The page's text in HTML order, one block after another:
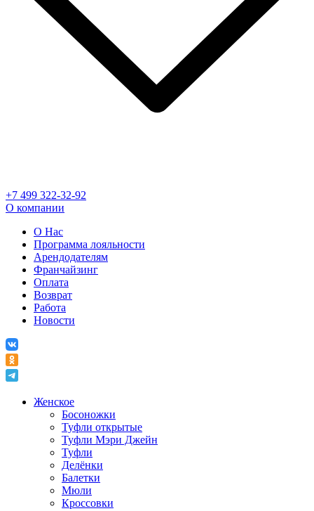
+7 499 322-32-92
О компании
О Нас
Программа лояльности
Арендодателям
Франчайзинг
Оплата
Возврат
Работа
Новости
Женское
Босоножки
Туфли открытые
Туфли Мэри Джейн
Туфли
Делёнки
Балетки
Мюли
Кроссовки